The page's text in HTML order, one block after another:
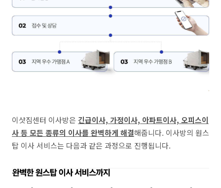
이삿짐센터 이사방은 긴급이사, 가정이사, 아파트이사, 오피스이
사 등 모든 종류의 이사를 완벽하게 해결해줍니다. 이사방의 원스
탑 이사 서비스는 다음과 같은 과정으로 진행됩니다.